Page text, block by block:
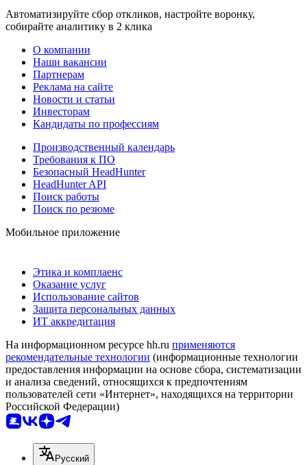
Автоматизируйте сбор откликов, настройте воронку,
собирайте аналитику в 2 клика
О компании
Наши вакансии
Партнерам
Реклама на сайте
Новости и статьи
Инвесторам
Кандидаты по профессиям
Производственный календарь
Требования к ПО
Безопасный HeadHunter
HeadHunter API
Поиск работы
Поиск по резюме
Мобильное приложение
Этика и комплаенс
Оказание услуг
Использование сайтов
Защита персональных данных
ИТ аккредитация
На информационном ресурсе hh.ru применяются
рекомендательные технологии (информационные технологии
предоставления информации на основе сбора, систематизации
и анализа сведений, относящихся к предпочтениям
пользователей сети «Интернет», находящихся на территории
Российской Федерации)
Русский